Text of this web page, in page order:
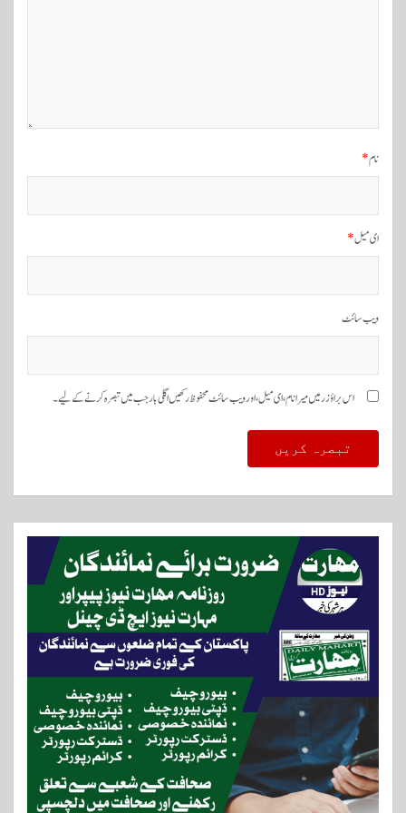
ننام*
ای میل*
ویب‌ سائٹ
اس براؤزر میں میرا نام، ای میل، اور ویب سائٹ محفوظ رکھیں اگلی بار جب میں تبصرہ کرنے کےلیے۔